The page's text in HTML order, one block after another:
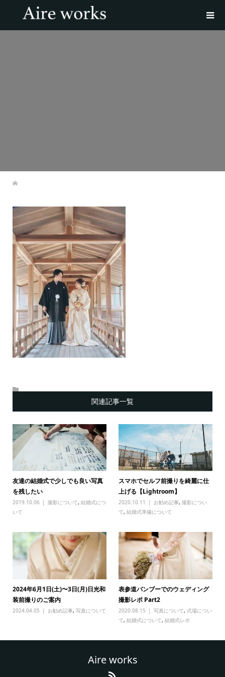
関連記事一覧
友達の結婚式で少しでも良い写真
を残したい
2019.10.06 撮影について, 結婚式につ
いて
スマホでセルフ前撮りを綺麗に仕
上げる【Lightroom】
2020.10.11 お勧め記事,撮影につい
て,結婚式準備について
2024年6月1日(土)〜3日(月)日光和
装前撮りのご案内
2024.04.05 お勧め記事, 写真について
表参道バンブーでのウェディング
撮影レポ Part2
2020.08.15 写真について,式場につい
て,結婚式について,結婚式レポ
Aire works